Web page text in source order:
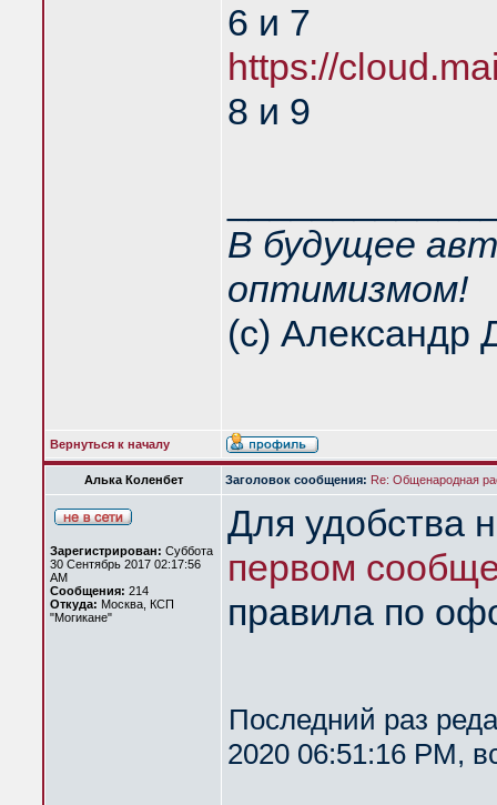
6 и 7
https://
8 и 9
В будущее
оптимизмом!
(с) Александр
Вернуться к началу
Алька Коленбет Заголовок сообщения: Re: Общенародная
Зарегистрирован: Суббота
30 Сентябрь 2017 02:17:56
AM
Сообщения: 214
Откуда: Москва, КСП
"Могикане"
Для удобства
первом
правила по
Последний раз
2020 06:51:16 PM,